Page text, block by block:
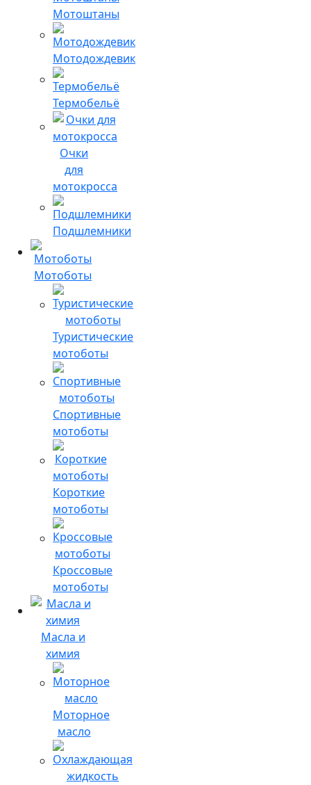
Мотоштаны
Мотодождевик
Термобельё
Очки
для
мотокросса
Подшлемники
Мотоботы
Туристические
мотоботы
Спортивные
мотоботы
Короткие
мотоботы
Кроссовые
мотоботы
Масла и
химия
Моторное
масло